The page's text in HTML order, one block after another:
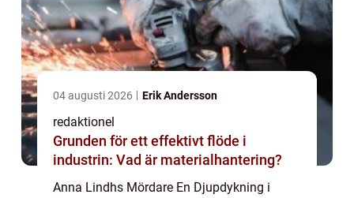
04 augusti 2026 Erik Andersson
redaktionel
Grunden för ett effektivt flöde i
industrin: Vad är materialhantering?
Anna Lindhs Mördare En Djupdykning i